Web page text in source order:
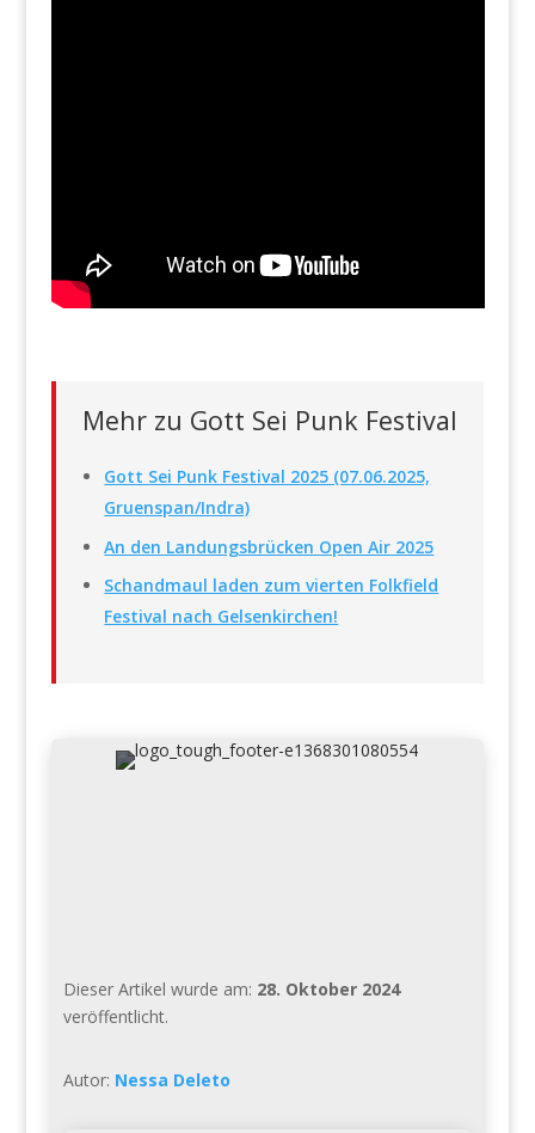
Mehr zu Gott Sei Punk Festival
Gott Sei Punk Festival 2025 (07.06.2025,
Gruenspan/Indra)
An den Landungsbrücken Open Air 2025
Schandmaul laden zum vierten Folkfield
Festival nach Gelsenkirchen!
Dieser Artikel wurde am: 28. Oktober 2024
veröffentlicht.
Autor: Nessa Deleto